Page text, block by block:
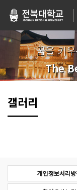
꿈을 키
The
갤러리
개인정보처리방